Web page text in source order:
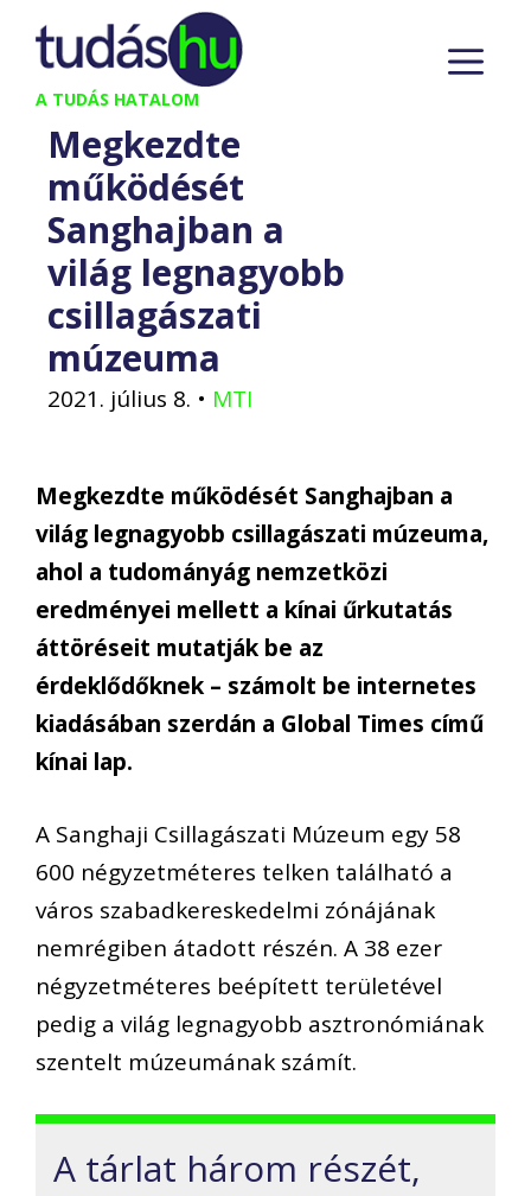
Kilépés
tartalomba
A TUDÁS HATALOM
Megkezdte
működését
Sanghajban a
világ legnagyobb
csillagászati
múzeuma
2021. július 8. • MTI
Megkezdte működését Sanghajban a
világ legnagyobb csillagászati múzeuma,
ahol a tudományág nemzetközi
eredményei mellett a kínai űrkutatás
áttöréseit mutatják be az
érdeklődőknek – számolt be internetes
kiadásában szerdán a Global Times című
kínai lap.
A Sanghaji Csillagászati Múzeum egy 58
600 négyzetméteres telken található a
város szabadkereskedelmi zónájának
nemrégiben átadott részén. A 38 ezer
négyzetméteres beépített területével
pedig a világ legnagyobb asztronómiának
szentelt múzeumának számít.
A tárlat három részét,